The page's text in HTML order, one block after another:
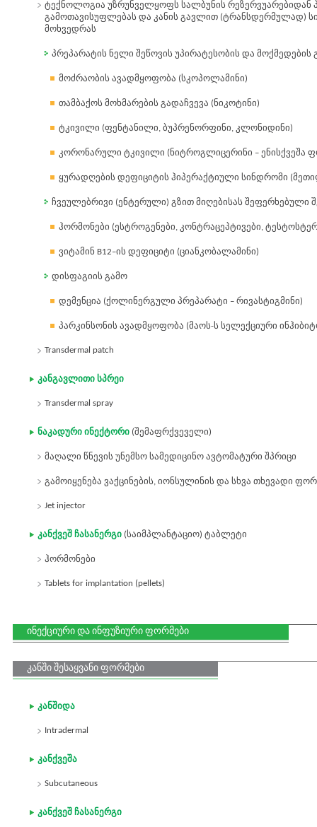
ტექნოლოგია უზრუნველყოფს სალბუნის რეზერვუარებიდან
გამოთავისუფლებას და კანის გავლით (ტრანსდერმულად)
მოხვედრას
პრეპარატის ნელი შეწოვის უპირატესობის და მოქმედების
მოძრაობის ავადმყოფობა (სკოპოლამინი)
თამბაქოს მოხმარების გადაჩვევა (ნიკოტინი)
ტკივილი (ფენტანილი, ბუპრენორფინი, კლონიდინი)
კორონარული ტკივილი (ნიტროგლიცერინი – ენისქვეშა
ყურადღების დეფიციტის ჰიპერაქტიული სინდრომი
ჩვეულებრივი (ენტერული) გზით მიღებისას შეფერხებული
ჰორმონები (ესტროგენები, კონტრაცეპტივები,
ვიტამინ B12–ის დეფიციტი (ციანკობალამინი)
დისფაგიის გამო
დემენცია (ქოლინერგული პრეპარატი – რივასტიგმინი)
პარკინსონის ავადმყოფობა (მაოს-ს სელექციური
Transdermal patch
კანგავლითი სპრეი
Transdermal spray
ნაკადური ინექტორი (შემაფრქვეველი)
მაღალი წნევის უნემსო სამედიცინო ავტომატური შპრიცი
გამოიყენება ვაქცინების, იონსულინის და სხვა თხევადი
Jet injector
კანქვეშ ჩასანერგი (საიმპლანტაციო) ტაბლეტი
ჰორმონები
Tablets for implantation (pellets)
ინექციური და ინფუზიური ფორმები
კანში შესაყვანი ფორმები
კანშიდა
Intradermal
კანქვეშა
Subcutaneous
კანქვეშ ჩასანერგი